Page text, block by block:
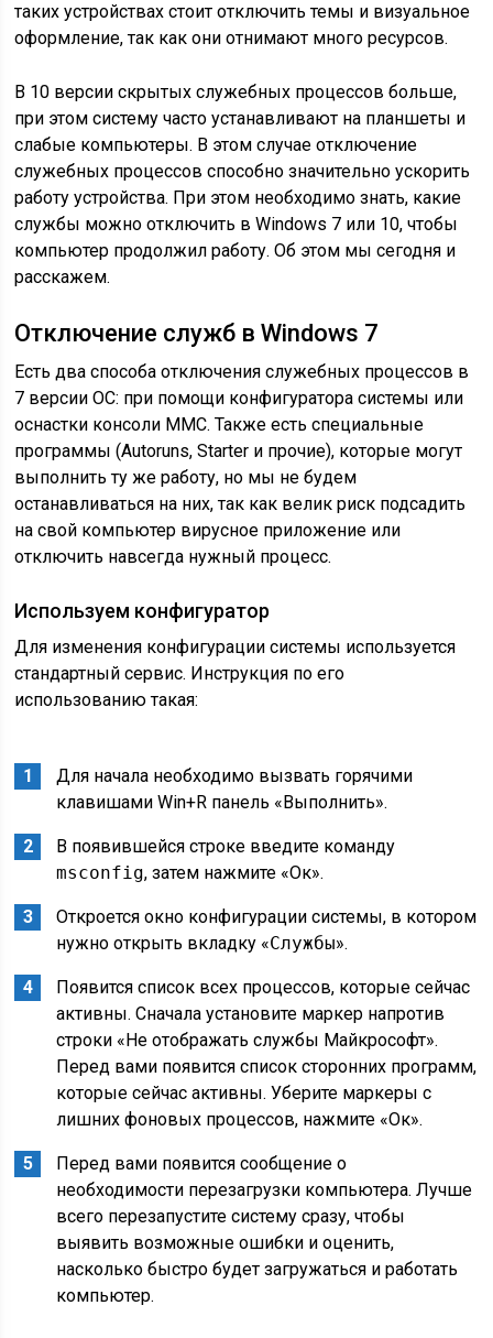
таких устройствах стоит отключить темы и визуальное
оформление, так как они отнимают много ресурсов.
В 10 версии скрытых служебных процессов больше,
при этом систему часто устанавливают на планшеты и
слабые компьютеры. В этом случае отключение
служебных процессов способно значительно ускорить
работу устройства. При этом необходимо знать, какие
службы можно отключить в Windows 7 или 10, чтобы
компьютер продолжил работу. Об этом мы сегодня и
расскажем.
Отключение служб вWindows 7
Есть два способа отключения служебных процессов в
7 версии ОС: при помощи конфигуратора системы или
оснастки консоли MMC. Также есть специальные
программы (Autoruns,Starter и прочие), которые могут
выполнить ту же работу, но мы не будем
останавливаться на них, так как велик риск подсадить
на свой компьютер вирусное приложение или
отключить навсегда нужный процесс.
Используем конфигуратор
Для изменения конфигурации системы используется
стандартный сервис. Инструкция по его
использованию такая:
Для начала необходимо вызвать горячими
клавишамиWin+R панель «Выполнить».
В появившейся строке введите команду
msconfig, затем нажмите «Ок».
Откроется окно конфигурации системы, в котором
нужно открыть вкладку «Службы».
Появится список всех процессов, которые сейчас
активны. Сначала установите маркер напротив
строки «Не отображать службы Майкрософт».
Перед вами появится список сторонних программ,
которые сейчас активны. Уберите маркеры с
лишних фоновых процессов, нажмите «Ок».
Перед вами появится сообщение о
необходимости перезагрузки компьютера. Лучше
всего перезапустите систему сразу, чтобы
выявить возможные ошибки и оценить,
насколько быстро будет загружаться и работать
компьютер.